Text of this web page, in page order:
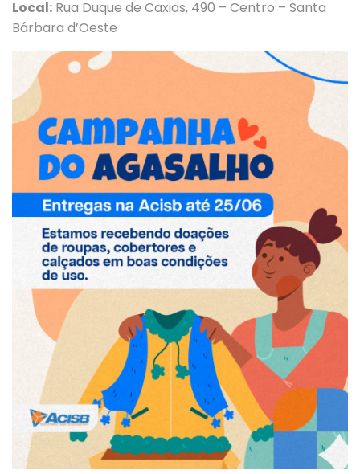
Local: Rua Duque de Caxias, 490 – Centro – Santa
Bárbara d’Oeste